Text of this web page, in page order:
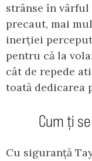
strânse în
precaut, mai
inerției
pentru că la
cât de repede
toată dedicarea
Cum ți
Cu siguranță